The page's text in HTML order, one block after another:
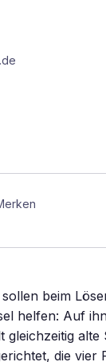
3D
beim
helfen: Auf
gleichzeitig alte
die vier